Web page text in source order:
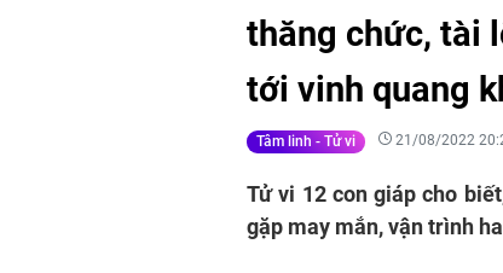
thăng chức, tài
tới vinh quang
Tâm linh - Tử vi 21/08/2022
Tử vi 12 con giáp cho
gặp may mắn, vận trình